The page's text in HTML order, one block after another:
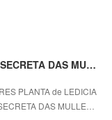
Descargar PDF JULES VERNE E A VIDA SECRETA DAS MULLERES PLANTA
PLANTA de LEDICIA
DAS MULLE…